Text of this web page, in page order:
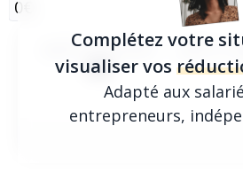
Complétez votre
visualiser vos
Adapté aux
entrepreneurs,
0€
IMPÔTS EN 2025
0€
IMPÔTS